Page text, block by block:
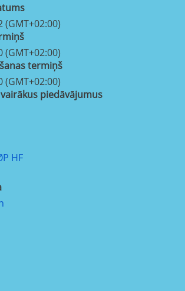
(GMT+02:00)
(GMT+02:00)
termiņš
(GMT+02:00)
piedāvājumus
HF